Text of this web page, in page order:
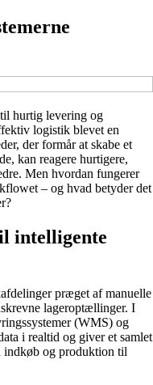
hurtig levering og
logistik blevet en
der formår at skabe et
kan reagere hurtigere,
Men hvordan fungerer
– og hvad betyder det
intelligente
præget af manuelle
lageroptællinger. I
(WMS) og
i realtid og giver et samlet
og produktion til